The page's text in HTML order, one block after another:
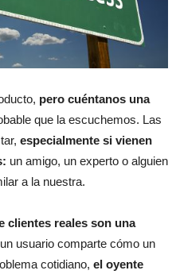
pero cuéntanos una
que la escuchemos. Las
especialmente si vienen
un amigo, un experto o alguien
a la nuestra.
clientes reales son una
usuario comparte cómo un
cotidiano, el oyente